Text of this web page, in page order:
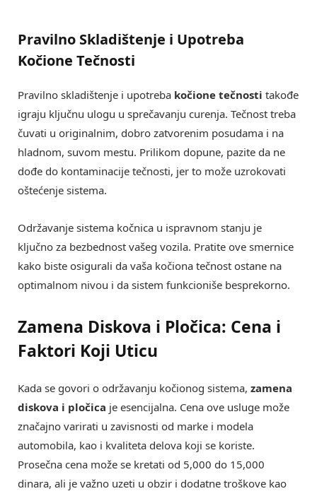
Pravilno Skladištenje i Upotreba
Kočione Tečnosti
Pravilno skladištenje i upotreba kočione tečnosti takođe
igraju ključnu ulogu u sprečavanju curenja. Tečnost treba
čuvati u originalnim, dobro zatvorenim posudama i na
hladnom, suvom mestu. Prilikom dopune, pazite da ne
dođe do kontaminacije tečnosti, jer to može uzrokovati
oštećenje sistema.
Održavanje sistema kočnica u ispravnom stanju je
ključno za bezbednost vašeg vozila. Pratite ove smernice
kako biste osigurali da vaša kočiona tečnost ostane na
optimalnom nivou i da sistem funkcioniše besprekorno.
Zamena Diskova i Pločica: Cena i
Faktori Koji Uticu
Kada se govori o održavanju kočionog sistema, zamena
diskova i pločica je esencijalna. Cena ove usluge može
značajno varirati u zavisnosti od marke i modela
automobila, kao i kvaliteta delova koji se koriste.
Prosečna cena može se kretati od 5,000 do 15,000
dinara, ali je važno uzeti u obzir i dodatne troškove kao